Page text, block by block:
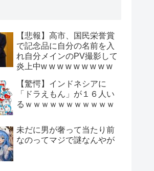
【悲報】高市、国民栄誉賞
で記念品に自分の名前を入
れ自分メインのPV撮影して
炎上中w w w w w w w w w
【驚愕】インドネシアに
「ドラえもん」が１６人い
るｗｗｗｗｗｗｗｗｗｗｗ
未だに男が奢って当たり前
なのってマジで謎なんやが